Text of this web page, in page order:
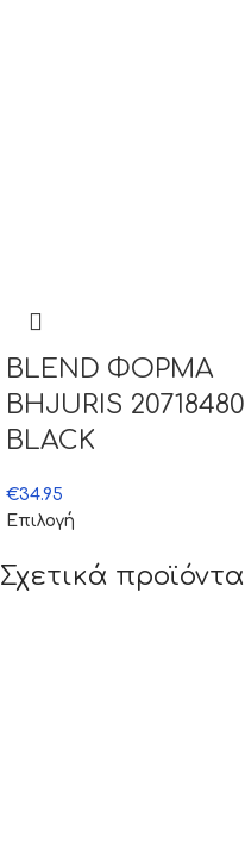
BLEND ΦΟΡΜΑ
BHJURIS 20718480
BLACK
€34.95
Επιλογή
Σχετικά προϊόντα